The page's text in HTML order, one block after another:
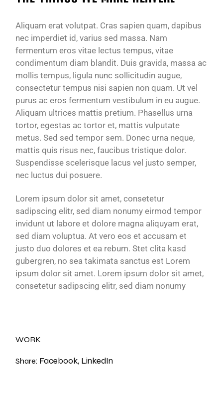
Aliquam erat volutpat. Cras sapien quam, dapibus
nec imperdiet id, varius sed massa. Nam
fermentum eros vitae lectus tempus, vitae
condimentum diam blandit. Duis gravida, massa ac
mollis tempus, ligula nunc sollicitudin augue,
consectetur tempus nisi sapien non quam. Ut vel
purus ac eros fermentum vestibulum in eu augue.
Aliquam ultrices mattis pretium. Phasellus urna
tortor, egestas ac tortor et, mattis vulputate
metus. Sed sed tempor sem. Donec urna neque,
mattis quis risus nec, faucibus tristique dolor.
Suspendisse scelerisque lacus vel justo semper,
nec luctus dui posuere.
Lorem ipsum dolor sit amet, consetetur
sadipscing elitr, sed diam nonumy eirmod tempor
invidunt ut labore et dolore magna aliquyam erat,
sed diam voluptua. At vero eos et accusam et
justo duo dolores et ea rebum. Stet clita kasd
gubergren, no sea takimata sanctus est Lorem
ipsum dolor sit amet. Lorem ipsum dolor sit amet,
consetetur sadipscing elitr, sed diam nonumy
WORK
Share: Facebook LinkedIn